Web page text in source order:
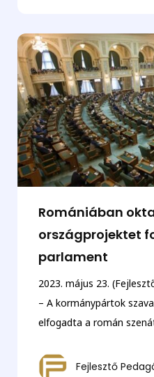
Romániában
országprojektet
parlament
2023. május 23.
– A kormánypártok
elfogadta a román
Fejlesztő